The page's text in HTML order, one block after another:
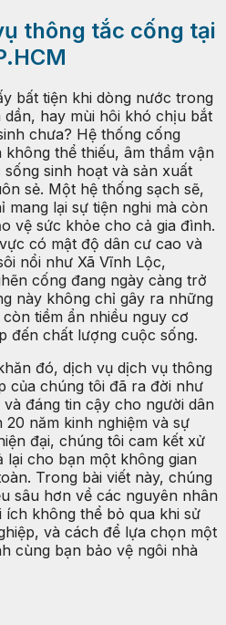
thông tắc cống tại
bất tiện khi dòng nước trong
hay mùi hôi khó chịu bắt
chưa? Hệ thống cống
thể thiếu, âm thầm vận
sinh hoạt và sản xuất
sẻ. Một hệ thống sạch sẽ,
mang lại sự tiện nghi mà còn
vệ sức khỏe cho cả gia đình.
có mật độ dân cư cao và
nổi như Xã Vĩnh Lộc,
cống đang ngày càng trở
này không chỉ gây ra những
tiềm ẩn nhiều nguy cơ
đến chất lượng cuộc sống.
đó, dịch vụ dịch vụ thông
của chúng tôi đã ra đời như
đáng tin cậy cho người dân
20 năm kinh nghiệm và sự
đại, chúng tôi cam kết xử
lại cho bạn một không gian
Trong bài viết này, chúng
sâu hơn về các nguyên nhân
không thể bỏ qua khi sử
và cách để lựa chọn một
cùng bạn bảo vệ ngôi nhà